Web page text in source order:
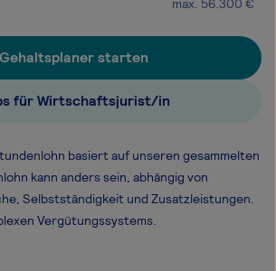
max. 56.300 €
Gehaltsplaner starten
für Wirtschaftsjurist/in
basiert auf unseren gesammelten
kann anders sein, abhängig von
Selbstständigkeit und Zusatzleistungen.
Vergütungssystems.